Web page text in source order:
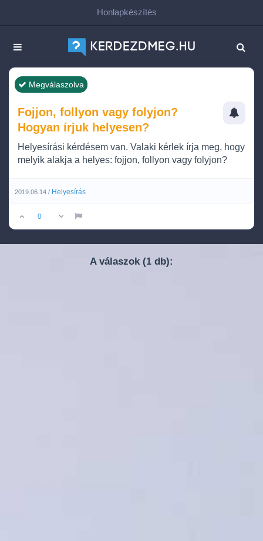
Honlapkészítés
Megválaszolva
Fojjon, follyon vagy folyjon?
Hogyan írjuk helyesen?
Helyesírási kérdésem van. Valaki kérlek írja meg, hogy
melyik alakja a helyes: fojjon, follyon vagy folyjon?
2019.06.14 / Helyesírás
0
A válaszok (1 db):